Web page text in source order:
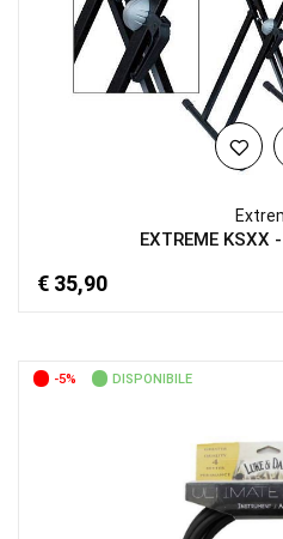
EXTREME
€ 35,90
-5% DISPONIBILE